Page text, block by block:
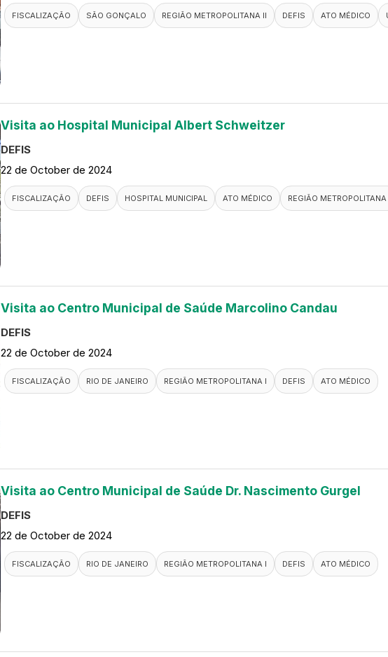
FISCALIZAÇÃO SÃO GONÇALO REGIÃO METROPOLITANA II DEFIS ATO MÉDICO
Visita ao Hospital Municipal Albert Schweitzer
DEFIS
22 de October de 2024
FISCALIZAÇÃO DEFIS HOSPITAL MUNICIPAL ATO MÉDICO REGIÃO METROPOLITANA
Visita ao Centro Municipal de Saúde Marcolino Candau
DEFIS
22 de October de 2024
FISCALIZAÇÃO RIO DE JANEIRO REGIÃO METROPOLITANA I DEFIS ATO MÉDICO
Visita ao Centro Municipal de Saúde Dr. Nascimento Gurgel
DEFIS
22 de October de 2024
FISCALIZAÇÃO RIO DE JANEIRO REGIÃO METROPOLITANA I DEFIS ATO MÉDICO